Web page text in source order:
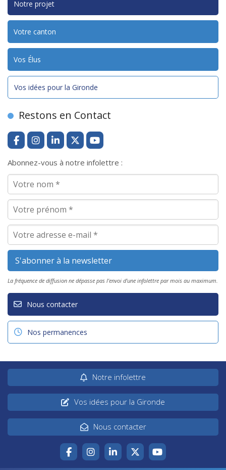
Notre projet
Votre canton
Vos Élus
Vos idées pour la Gironde
Restons en Contact
Abonnez-vous à notre infolettre :
La fréquence de diffusion ne dépasse pas l'envoi d'une infolettre par mois au maximum.
Nous contacter
Nos permanences
Notre infolettre
Vos idées pour la Gironde
Nous contacter